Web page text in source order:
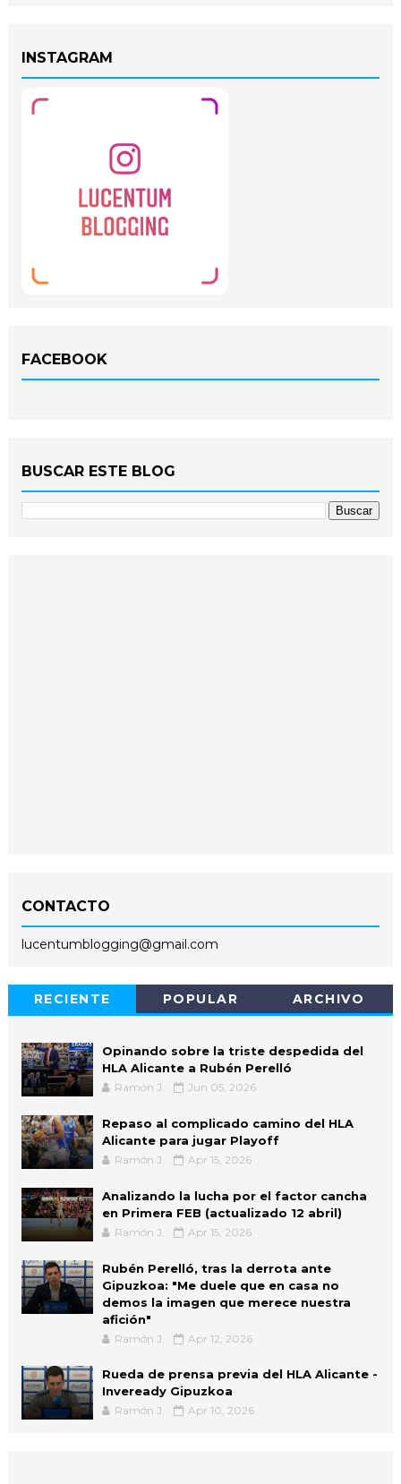
INSTAGRAM
FACEBOOK
BUSCAR ESTE BLOG
CONTACTO
lucentumblogging@gmail.com
RECIENTE POPULAR ARCHIVO
Opinando sobre la triste despedida del
HLA Alicante a Rubén Perelló
Ramón J. Jun 05, 2026
Repaso al complicado camino del HLA
Alicante para jugar Playoff
Ramón J. Apr 15, 2026
Analizando la lucha por el factor cancha
en Primera FEB (actualizado 12 abril)
Ramón J. Apr 15, 2026
Rubén Perelló, tras la derrota ante
Gipuzkoa: "Me duele que en casa no
demos la imagen que merece nuestra
afición"
Ramón J. Apr 12, 2026
Rueda de prensa previa del HLA Alicante -
Inveready Gipuzkoa
Ramón J. Apr 10, 2026